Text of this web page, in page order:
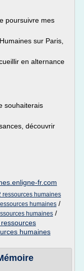
poursuivre mes
sur Paris,
en alternance
souhaiterais
découvrir
fr.com
ressources humaines
humaines /
humaines /
humaines